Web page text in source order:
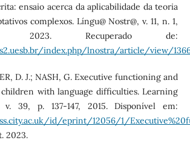
ensaio acerca da aplicabilidade da teoria
complexos. Língu@ Nostr@, v. 11, n. 1,
2023. Recuperado de:
index.php/lnostra/article/view/
D. J.; NASH, G. Executive functioning and
with language difficulties. Learning
39, p. 137-147, 2015. Disponível em:
id/eprint/12056/1/
2023.